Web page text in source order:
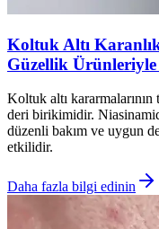
Koltuk Altı
Güzellik
Koltuk altı
deri birikimidir.
düzenli bakım ve uygun
etkilidir.
Daha fazla bilgi edinin